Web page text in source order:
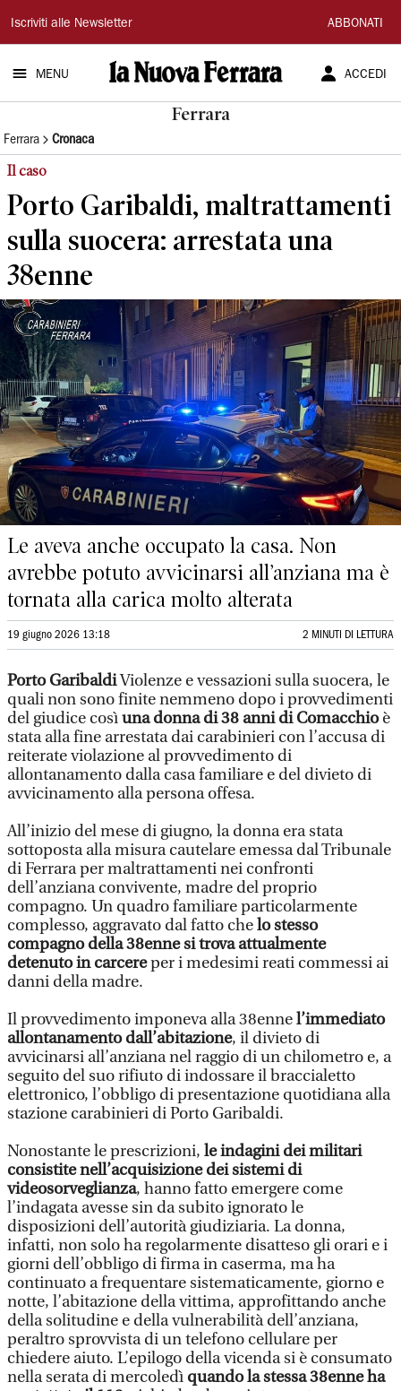
La
Nuova
Ferrara
Iscriviti alle Newsletter ABBONATI
MENU ACCEDI
Ferrara
Ferrara Cronaca
Il caso
Porto Garibaldi, maltrattamenti
sulla suocera: arrestata una
38enne
Le aveva anche occupato la casa. Non
avrebbe potuto avvicinarsi all’anziana ma è
tornata alla carica molto alterata
19 giugno 2026 13:18 2 MINUTI DI LETTURA
Porto GaribaldiViolenze e vessazioni sulla suocera, le
quali non sono finite nemmeno dopo i provvedimenti
del giudice cosìuna donna di 38 anni di Comacchioè
stata alla fine arrestata dai carabinieri con l’accusa di
reiterate violazione al provvedimento di
allontanamento dalla casa familiare e del divieto di
avvicinamento alla persona offesa.
All’inizio del mese di giugno, la donna era stata
sottoposta alla misura cautelare emessa dal Tribunale
di Ferrara per maltrattamenti nei confronti
dell’anziana convivente, madre del proprio
compagno. Un quadro familiare particolarmente
complesso, aggravato dal fatto chelo stesso
compagno della 38enne si trova attualmente
detenuto in carcereper i medesimi reati commessi ai
danni della madre.
Il provvedimento imponeva alla 38ennel’immediato
allontanamento dall’abitazione, il divieto di
avvicinarsi all’anziana nel raggio di un chilometro e, a
seguito del suo rifiuto di indossare il braccialetto
elettronico, l’obbligo di presentazione quotidiana alla
stazione carabinieri di Porto Garibaldi.
Nonostante le prescrizioni, le indagini dei militari
consistite nell’acquisizione dei sistemi di
videosorveglianza, hanno fatto emergere come
l’indagata avesse sin da subito ignorato le
disposizioni dell’autorità giudiziaria. La donna,
infatti, non solo ha regolarmente disatteso gli orari e i
giorni dell’obbligo di firma in caserma, ma ha
continuato a frequentare sistematicamente, giorno e
notte, l’abitazione della vittima, approfittando anche
della solitudine e della vulnerabilità dell’anziana,
peraltro sprovvista di un telefono cellulare per
chiedere aiuto. L’epilogo della vicenda si è consumato
nella serata di mercoledì quando la stessa 38enne ha